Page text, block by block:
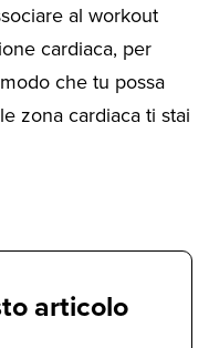
al workout
cardiaca, per
che tu possa
zona cardiaca ti stai
articolo